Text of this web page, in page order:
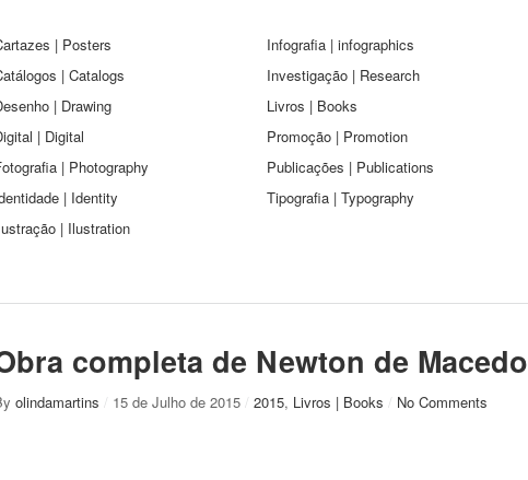
| Posters
| Catalogs
| Drawing
| Digital
| Photography
| Identity
| Ilustration
Infografia | infographics
Investigação | Research
Livros | Books
Promoção | Promotion
Publicações | Publications
Tipografia | Typography
completa de Newton de Macedo
olindamartins / 15 de Julho de 2015 / 2015, Livros | Books / No Comments